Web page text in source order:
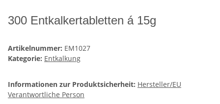
300 Entkalkertabletten á 15g
Artikelnummer: EM1027
Kategorie: Entkalkung
Informationen zur Produktsicherheit: Hersteller/EU
Verantwortliche Person